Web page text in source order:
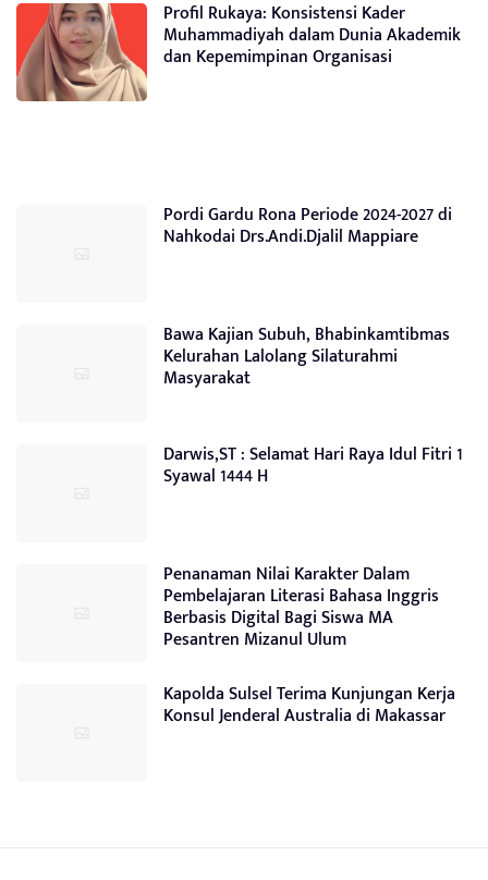
Profil Rukaya: Konsistensi Kader
Muhammadiyah dalam Dunia Akademik
dan Kepemimpinan Organisasi
Pordi Gardu Rona Periode 2024-2027 di
Nahkodai Drs.Andi.Djalil Mappiare
Bawa Kajian Subuh, Bhabinkamtibmas
Kelurahan Lalolang Silaturahmi
Masyarakat
Darwis,ST : Selamat Hari Raya Idul Fitri 1
Syawal 1444 H
Penanaman Nilai Karakter Dalam
Pembelajaran Literasi Bahasa Inggris
Berbasis Digital Bagi Siswa MA
Pesantren Mizanul Ulum
Kapolda Sulsel Terima Kunjungan Kerja
Konsul Jenderal Australia di Makassar